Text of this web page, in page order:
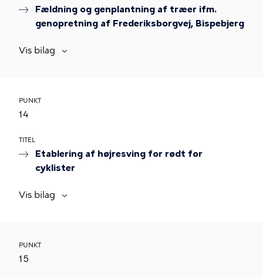
Fældning og genplantning af træer ifm.
genopretning af Frederiksborgvej, Bispebjerg
Vis bilag
PUNKT
14
TITEL
Etablering af højresving for rødt for
cyklister
Vis bilag
PUNKT
15